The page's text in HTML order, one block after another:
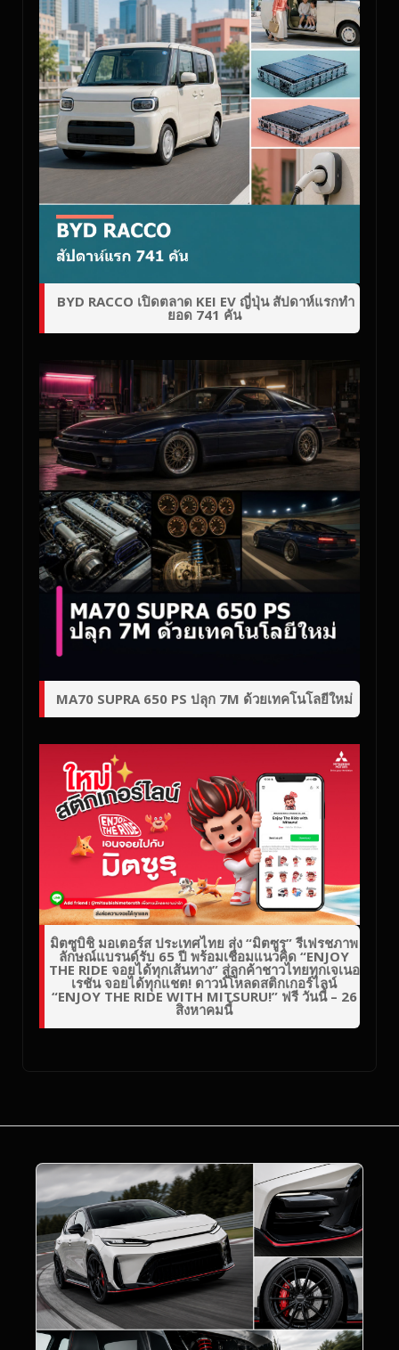
BYD RACCO เปิดตลาด KEI EV ญี่ปุ่น สัปดาห์แรกทำ
ยอด 741 คัน
MA70 SUPRA 650 PS ปลุก 7M ด้วยเทคโนโลยีใหม่
มิตซูบิชิ มอเตอร์ส ประเทศไทย ส่ง “มิตซูรุ” รีเฟรชภาพ
ลักษณ์แบรนด์รับ 65 ปี พร้อมเชื่อมแนวคิด “ENJOY
THE RIDE จอยได้ทุกเส้นทาง” สู่ลูกค้าชาวไทยทุกเจเนอ
เรชัน จอยได้ทุกแชต! ดาวน์โหลดสติกเกอร์ไลน์
“ENJOY THE RIDE WITH MITSURU!” ฟรี วันนี้ – 26
สิงหาคมนี้